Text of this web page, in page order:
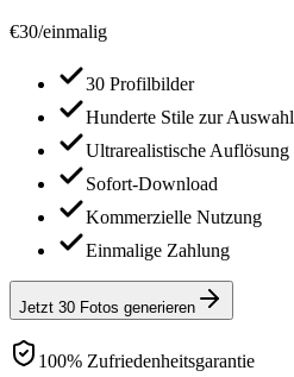
€30/einmalig
30 Profilbilder
Hunderte Stile zur Auswahl
Ultrarealistische Auflösung
Sofort-Download
Kommerzielle Nutzung
Einmalige Zahlung
Jetzt 30 Fotos generieren
100% Zufriedenheitsgarantie